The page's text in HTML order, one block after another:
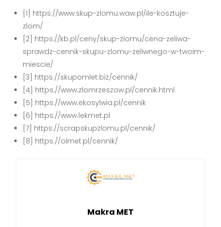
[1] https://www.skup-zlomu.waw.pl/ile-kosztuje-
zlom/
[2] https://kb.pl/ceny/skup-zlomu/cena-zeliwa-
sprawdz-cennik-skupu-zlomu-zeliwnego-w-twoim-
miescie/
[3] https://skupomlet.biz/cennik/
[4] https://www.zlomrzeszow.pl/cennik.html
[5] https://www.ekosylwia.pl/cennik
[6] https://www.lekmet.pl
[7] https://scrapskupzlomu.pl/cennik/
[8] https://olmet.pl/cennik/
Makra MET